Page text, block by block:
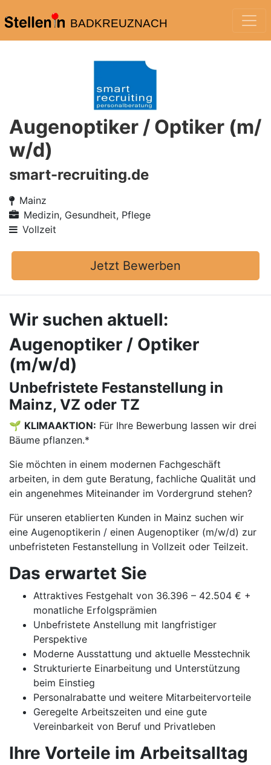
BADKREUZNACH
Augenoptiker / Optiker (m/
w/d)
smart-recruiting.de
Mainz
Medizin, Gesundheit, Pflege
Vollzeit
Jetzt Bewerben
Wir suchen aktuell:
Augenoptiker / Optiker
(m/w/d)
Unbefristete Festanstellung in
Mainz, VZ oder TZ
🌱 KLIMAAKTION: Für Ihre Bewerbung lassen wir drei
Bäume pflanzen.*
Sie möchten in einem modernen Fachgeschäft
arbeiten, in dem gute Beratung, fachliche Qualität und
ein angenehmes Miteinander im Vordergrund stehen?
Für unseren etablierten Kunden in Mainz suchen wir
eine Augenoptikerin / einen Augenoptiker (m/w/d) zur
unbefristeten Festanstellung in Vollzeit oder Teilzeit.
Das erwartet Sie
Attraktives Festgehalt von 36.396 – 42.504 € +
monatliche Erfolgsprämien
Unbefristete Anstellung mit langfristiger
Perspektive
Moderne Ausstattung und aktuelle Messtechnik
Strukturierte Einarbeitung und Unterstützung
beim Einstieg
Personalrabatte und weitere Mitarbeitervorteile
Geregelte Arbeitszeiten und eine gute
Vereinbarkeit von Beruf und Privatleben
Ihre Vorteile im Arbeitsalltag